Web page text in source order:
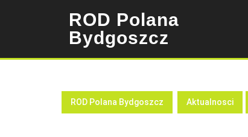
ROD Polana
Bydgoszcz
ROD Polana Bydgoszcz Aktualnosci